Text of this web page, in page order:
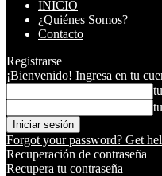
INICIO
¿Quiénes Somos?
Contacto
Registrarse
¡Bienvenido! Ingresa en tu
Forgot your password? Get
Recuperación de contraseña
Recupera tu contraseña